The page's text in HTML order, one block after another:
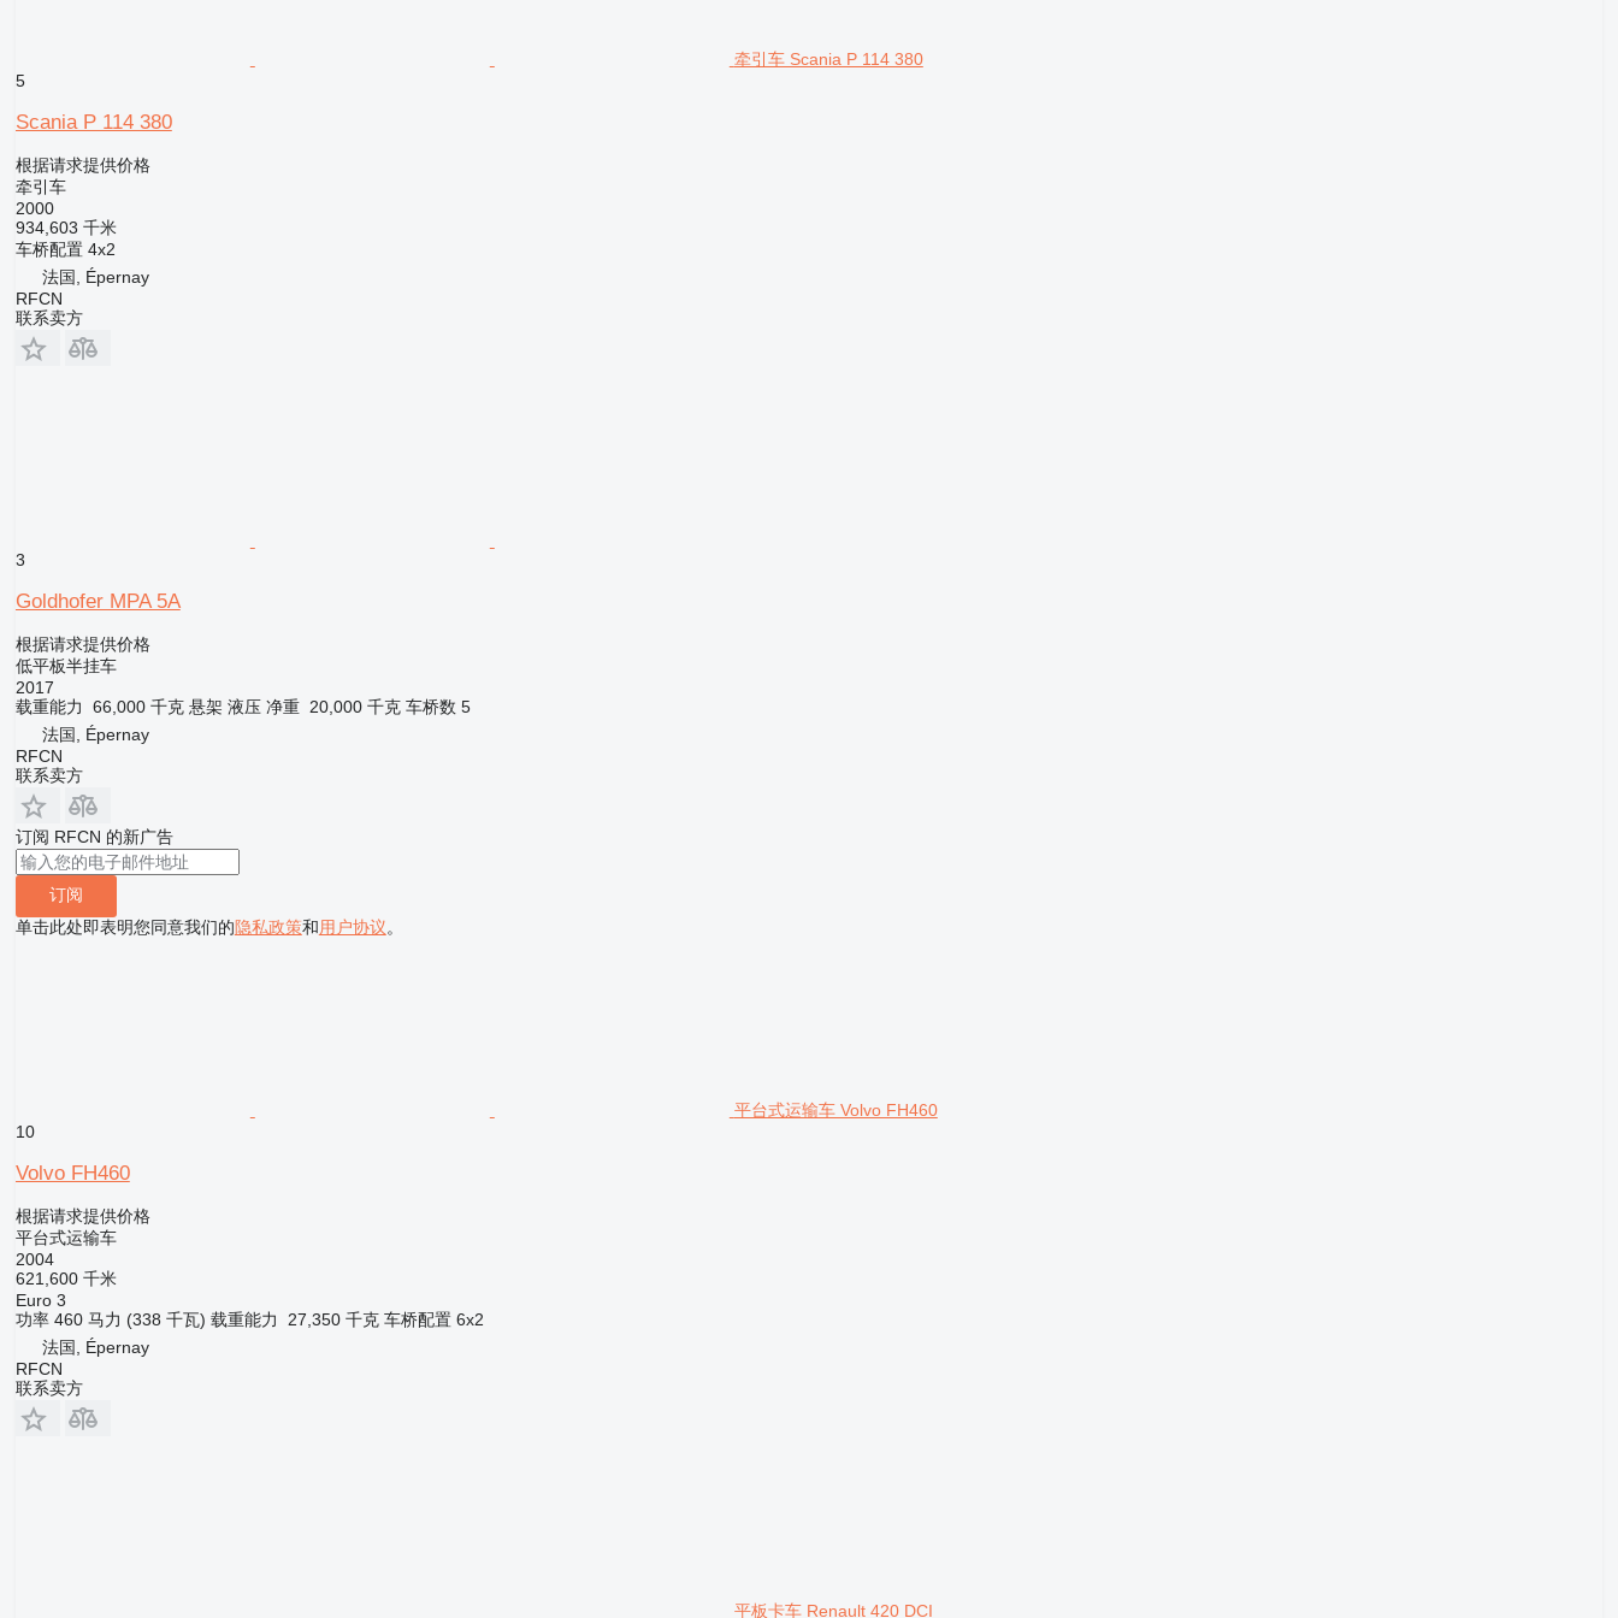
牵引车 Scania P 114 380
5
Scania P 114 380
根据请求提供价格
牵引车
2000
934,603 千米
车桥配置 4x2
法国, Épernay
RFCN
联系卖方
3
Goldhofer MPA 5A
根据请求提供价格
低平板半挂车
2017
载重能力
66,000 千克 悬架 液压 净重 20,000 千克 车桥数 5
法国, Épernay
RFCN
联系卖方
订阅 RFCN 的新广告
订阅
单击此处即表明您同意我们的隐私政策和用户协议。
平台式运输车 Volvo FH460
10
Volvo FH460
根据请求提供价格
平台式运输车
2004
621,600 千米
Euro 3
功率 460 马力 (338 千瓦) 载重能力 27,350 千克 车桥配置 6x2
法国, Épernay
RFCN
联系卖方
平板卡车 Renault 420 DCI